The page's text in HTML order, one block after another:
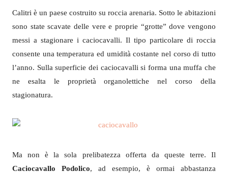
Calitri è un paese costruito su roccia arenaria. Sotto le abitazioni
sono state scavate delle vere e proprie “grotte” dove vengono
messi a stagionare i caciocavalli. Il tipo particolare di roccia
consente una temperatura ed umidità costante nel corso di tutto
l’anno. Sulla superficie dei caciocavalli si forma una muffa che
ne esalta le proprietà organolettiche nel corso della
stagionatura.
Ma non è la sola prelibatezza offerta da queste terre. Il
Caciocavallo Podolico, ad esempio, è ormai abbastanza